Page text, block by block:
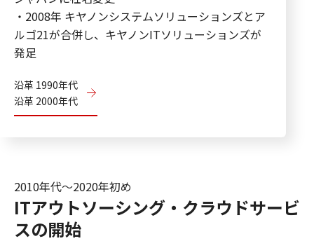
・2008年 キヤノンシステムソリューションズとア
ルゴ21が合併し、キヤノンITソリューションズが
発足
沿革 1990年代
沿革 2000年代
2010年代〜2020年初め
ITアウトソーシング・クラウドサービ
スの開始